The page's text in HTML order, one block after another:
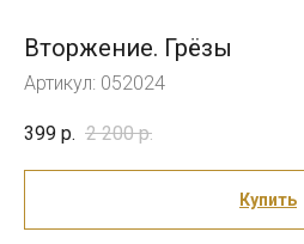
Вторжение. Грёзы
Артикул: 052024
399 р. 2 200 р.
Купить